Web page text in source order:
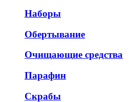
Наборы
Обертывание
Очищающие средства
Парафин
Скрабы